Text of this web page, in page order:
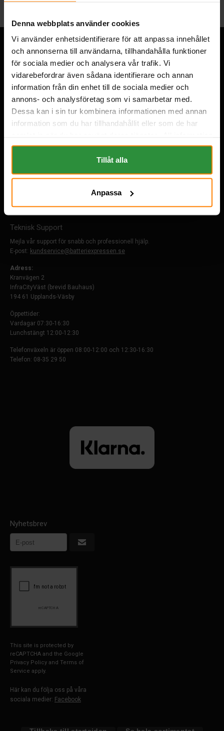
Denna webbplats använder cookies
Vi använder enhetsidentifierare för att anpassa innehållet
och annonserna till användarna, tillhandahålla funktioner
för sociala medier och analysera vår trafik. Vi
vidarebefordrar även sådana identifierare och annan
information från din enhet till de sociala medier och
annons- och analysföretag som vi samarbetar med.
Dessa kan i sin tur kombinera informationen med annan
information som du har tillhandahållit eller som de har
om "Cookies" och ditt val finner du på vår Cookie sida
längst ner i "footern" på sidan.
Tillåt alla
Anpassa
Övrigt
Cookies
Teknisk Support
Mejla vår support för snabb och professionell hjälp.
E-post: kundservice@batteriexpressen.se
Adress:
Kranvägen 2
InfraCityVäst (brevid Bauhaus)
194 61 Upplands-Väsby
Öppettider:
Vardagar 07:30-16:30
Lunchstängt 12:00-12:30
Telefonväxeln är öppen 08:00-12:00 och 12:30-16:30
Telefon: 08-35 29 50
Nyhetsbrev
This site is protected by
reCAPTCHA and the Google
Privacy Policy and Terms of
Service apply.
Här kan du följa oss på våra
sociala medier: Facebook